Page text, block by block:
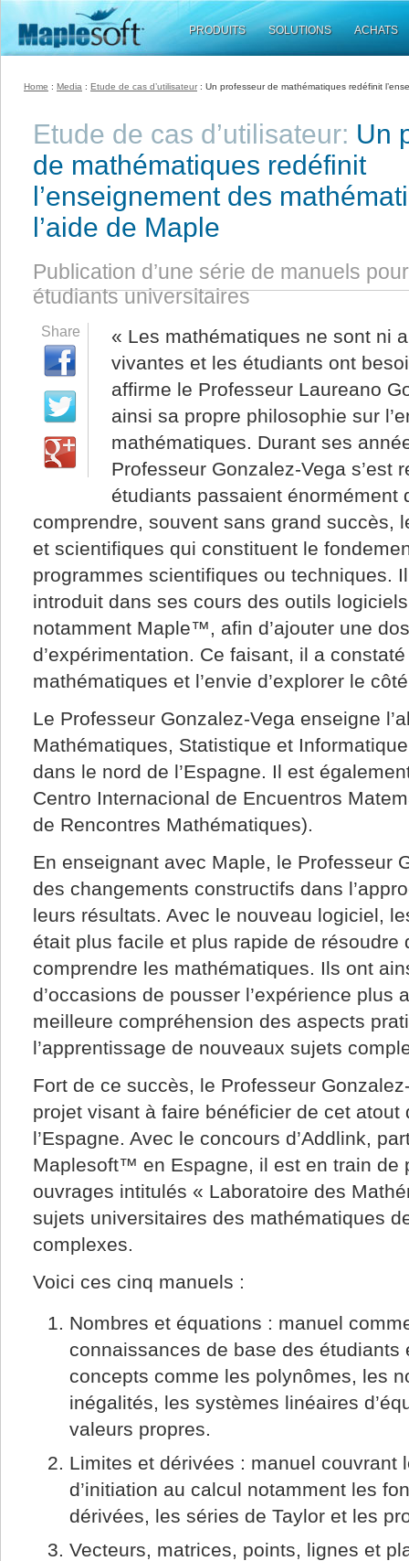
PRODUITS SOLUTIONS ACHATS
Home : Media : Etude de cas d’utilisateur : Un professeur de mathématiques redéfinit
Etude de cas d’utilisateur: Un
de mathématiques redéfinit
l’enseignement des
l’aide de Maple
Publication d’une série de manuels
étudiants universitaires
Share
« Les mathématiques ne sont ni
vivantes et les étudiants ont
affirme le Professeur Laureano
ainsi sa propre philosophie sur
mathématiques. Durant ses
Professeur Gonzalez-Vega s’est
étudiants passaient énormément
comprendre, souvent sans grand succès,
et scientifiques qui constituent le
programmes scientifiques ou techniques.
introduit dans ses cours des outils
notamment Maple™, afin d’ajouter une
d’expérimentation. Ce faisant, il a
mathématiques et l’envie d’explorer le
Le Professeur Gonzalez-Vega enseigne
Mathématiques, Statistique et
dans le nord de l’Espagne. Il est
Centro Internacional de Encuentros
de Rencontres Mathématiques).
En enseignant avec Maple, le Professeur
des changements constructifs dans
leurs résultats. Avec le nouveau logiciel,
était plus facile et plus rapide de résoudre
comprendre les mathématiques. Ils ont
d’occasions de pousser l’expérience plus
meilleure compréhension des aspects
l’apprentissage de nouveaux sujets
Fort de ce succès, le Professeur
projet visant à faire bénéficier de cet
l’Espagne. Avec le concours d’Addlink,
Maplesoft™ en Espagne, il est en train de
ouvrages intitulés « Laboratoire des
sujets universitaires des mathématiques
complexes.
Voici ces cinq manuels :
Nombres et équations : manuel
connaissances de base des
concepts comme les polynômes, les
inégalités, les systèmes linéaires
valeurs propres.
Limites et dérivées : manuel couvrant
d’initiation au calcul notamment les
dérivées, les séries de Taylor et les
Vecteurs, matrices, points, lignes et